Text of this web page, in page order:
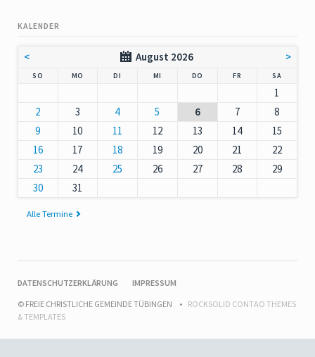
KALENDER
< August 2026 >
SO MO DI MI DO NNERSTAG
FR SAMSTAG
1
2
3 4 5 6 7
8
9
10 11 12 13 14
15
16
17 18 19 20 21
22
23
24 25 26 27 28
29
30
31
Alle Termine
NAVIGATION
DATENSCHUTZERKLÄRUNG
IMPRESSUM
© FREIE CHRISTLICHE GEMEINDE TÜBINGEN
ROCKSOLID CONTAO THEMES
& TEMPLATES